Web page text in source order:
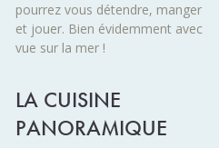
pourrez vous détendre, manger
et jouer. Bien évidemment avec
vue sur la mer !
LA CUISINE
PANORAMIQUE